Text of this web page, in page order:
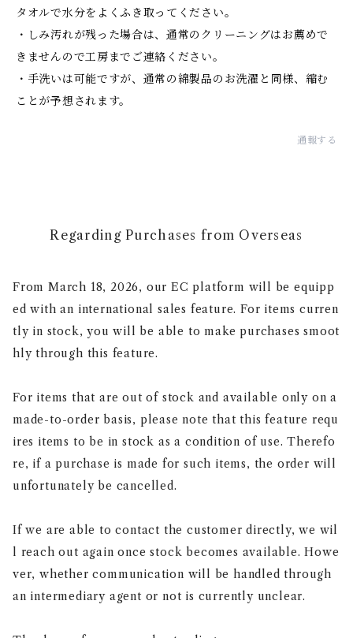
タオルで水分をよくふき取ってください。
・しみ汚れが残った場合は、通常のクリーニングはお薦めで
きませんので工房までご連絡ください。
・手洗いは可能ですが、通常の綿製品のお洗濯と同様、縮む
ことが予想されます。
通報する
Regarding Purchases from Overseas
From March 18, 2026, our EC platform will be equipp
ed with an international sales feature. For items curren
tly in stock, you will be able to make purchases smoot
hly through this feature.
For items that are out of stock and available only on a
made-to-order basis, please note that this feature requ
ires items to be in stock as a condition of use. Therefo
re, if a purchase is made for such items, the order will
unfortunately be cancelled.
If we are able to contact the customer directly, we wil
l reach out again once stock becomes available. Howe
ver, whether communication will be handled through
an intermediary agent or not is currently unclear.